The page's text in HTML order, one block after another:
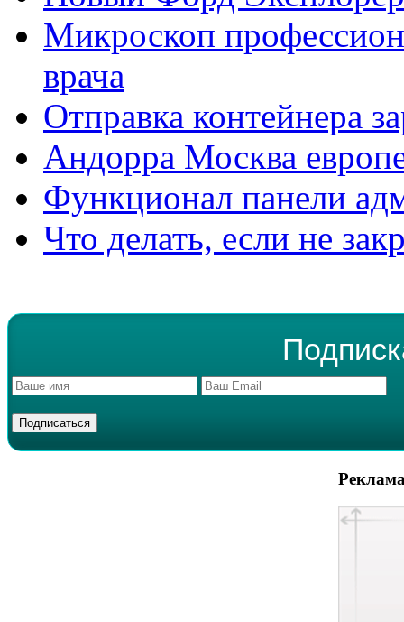
Микроскоп
врача
Отправка контейнера
Андорра Москва
Функционал панели
Что делать, если не